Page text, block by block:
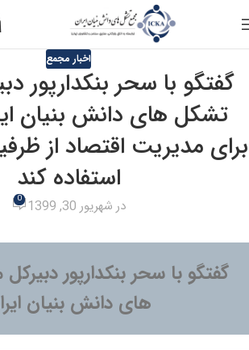
اخبار مجمع
گفتگو با سحر بنکدارپور
تشکل های دانش بنیان
برای مدیریت اقتصاد از
استفاده کند
در شهریور 30, 1399 0
گفتگو با سحر بنکدارپور
های دانش بنیان